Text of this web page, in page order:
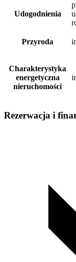
Udogodnienia
Przyroda
Charakterystyka
energetyczna
nieruchomości
Rezerwacja i